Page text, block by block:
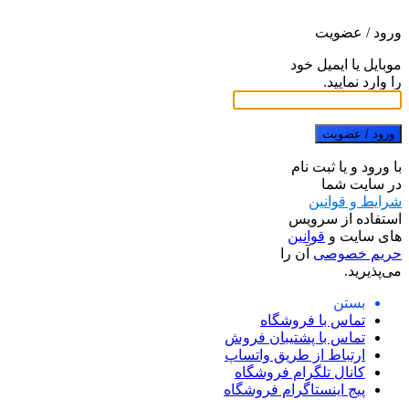
ورود / عضویت
موبایل یا ایمیل خود
را وارد نمایید.
ورود / عضویت
با ورود و یا ثبت نام
در سایت شما
شرایط و قوانین
استفاده از سرویس
های سایت و قوانین
حریم خصوصی آن را
می‌پذیرید.
بستن
تماس با فروشگاه
تماس با پشتیبان فروش
ارتباط از طریق واتساپ
کانال تلگرام فروشگاه
پیج اینستاگرام فروشگاه